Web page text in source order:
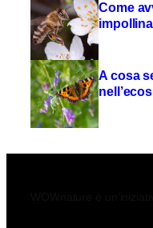
Come
A cosa